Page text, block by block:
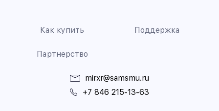
Как купить Поддержка
Партнерство
mirxr@samsmu.ru
+7 846 215-13-63